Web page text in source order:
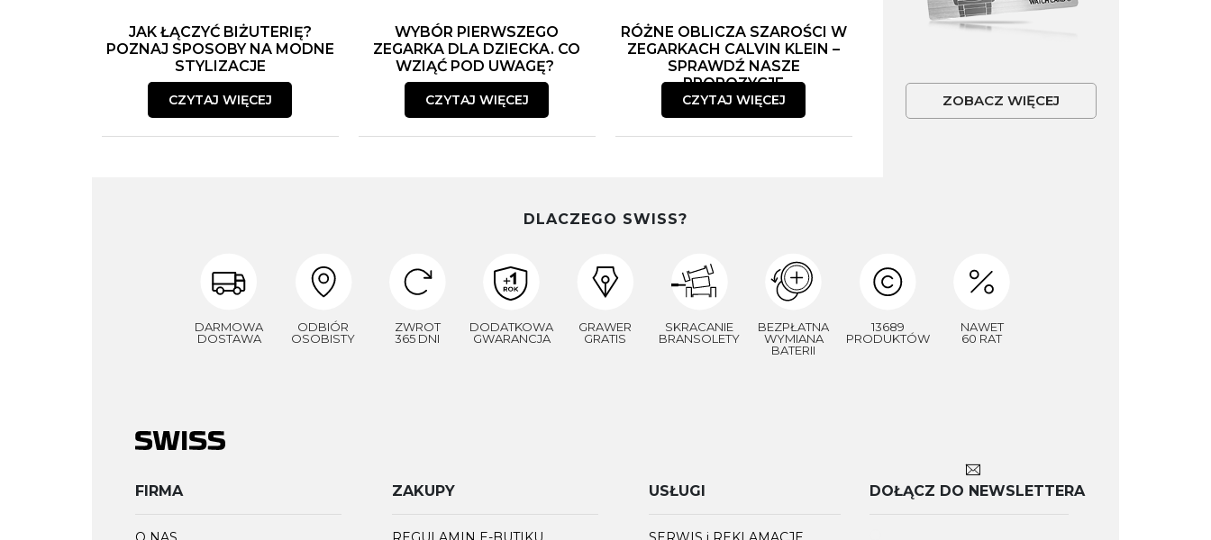
JAK ŁĄCZYĆ BIŻUTERIĘ?
POZNAJ SPOSOBY NA MODNE
STYLIZACJE
CZYTAJ WIĘCEJ
WYBÓR PIERWSZEGO
ZEGARKA DLA DZIECKA. CO
WZIĄĆ POD UWAGĘ?
CZYTAJ WIĘCEJ
RÓŻNE OBLICZA SZAROŚCI W
ZEGARKACH CALVIN KLEIN –
SPRAWDŹ NASZE
PROPOZYCJE
CZYTAJ WIĘCEJ ZOBACZ WIĘCEJ
DLACZEGO SWISS?
DARMOWA
DOSTAWA
ODBIÓR
OSOBISTY
ZWROT
365 DNI
DODATKOWA
GWARANCJA
GRAWER
GRATIS
SKRACANIE
BRANSOLETY
BEZPŁATNA
WYMIANA
BATERII
13689
PRODUKTÓW
NAWET
60 RAT
FIRMA ZAKUPY USŁUGI DOŁĄCZ DO NEWSLETTERA